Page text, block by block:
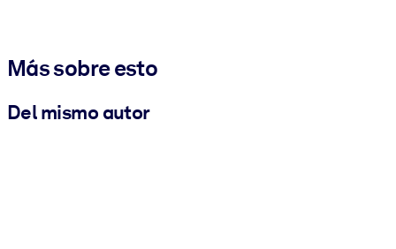
Más sobre esto
Del mismo autor